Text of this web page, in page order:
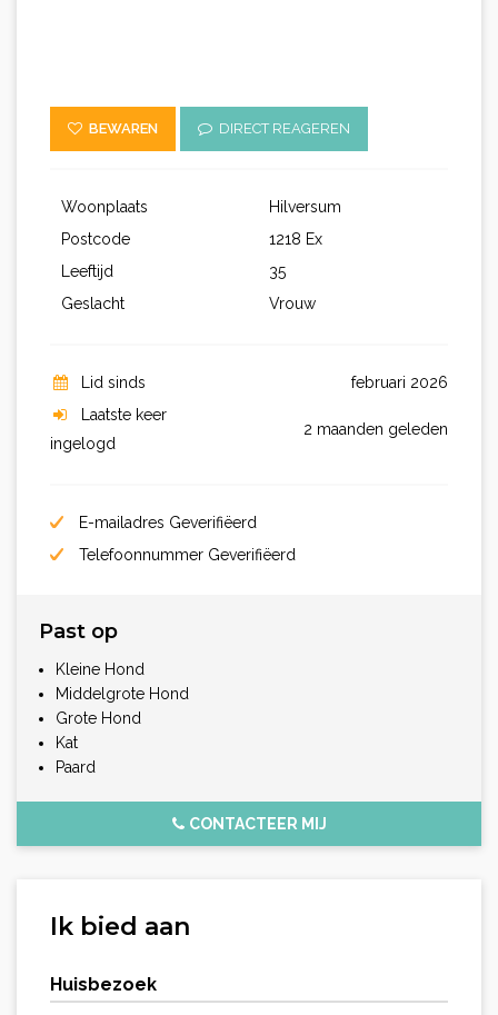
BEWAREN DIRECT REAGEREN
Woonplaats
Hilversum
Postcode
1218 Ex
Leeftijd
35
Geslacht
Vrouw
Lid sinds
februari 2026
Laatste keer
ingelogd
2 maanden geleden
E-mailadres Geverifiëerd
Telefoonnummer Geverifiëerd
Past op
Kleine Hond
Middelgrote Hond
Grote Hond
Kat
Paard
CONTACTEER MIJ
Ik bied aan
Huisbezoek